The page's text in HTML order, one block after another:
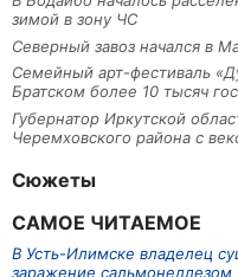
зимой в зону ЧС
Северный завоз начался в
Семейный арт-фестиваль
Братском более 10 тысяч
Губернатор Иркутской
Черемховского района с
Сюжеты
САМОЕ ЧИТАЕМОЕ
В Усть-Илимске владелец
заражение сальмонеллезом